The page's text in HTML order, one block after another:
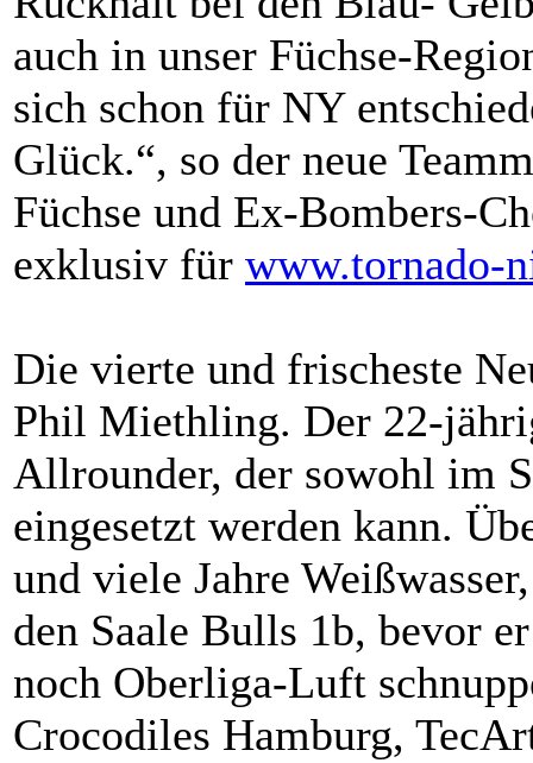
auch in unser Füchse-
sich schon für NY
Glück.“, so der neue
Füchse und Ex-Bombers-
exklusiv für www.tornado-
Die vierte und frischeste
Phil Miethling. Der 22-
Allrounder, der sowohl im
eingesetzt werden kann.
und viele Jahre
den Saale Bulls 1b, bevor
noch Oberliga-Luft
Crocodiles Hamburg,